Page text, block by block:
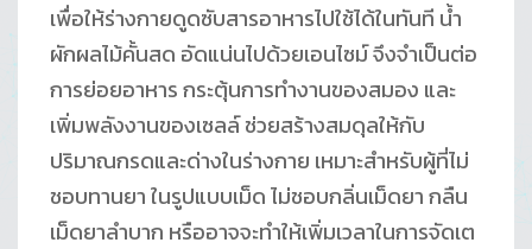
เพื่อให้ร่างกายดูดซับสารอาหารไปใช้ได้ในทันที น้ำ
ผักผลไม้คั้นสด อัดแน่นไปด้วยเอนไซม์ จึงจำเป็นต่อ
การย่อยอาหาร กระตุ้นการทำงานของสมอง และ
เพิ่มพลังงานของเซลล์ ช่วยสร้างสมดุลให้กับ
ปริมาณกรดและด่างในร่างกาย เหมาะสำหรับผู้ที่ไม่
ชอบทานยา ในรูปแบบเม็ด ไม่ชอบกลิ่นเม็ดยา กลืน
เม็ดยาลำบาก หรืออาจจะทำให้เพิ่มเวลาในการจัดเต